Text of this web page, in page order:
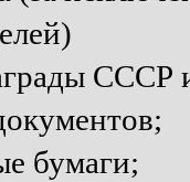
СССР
бумаги;